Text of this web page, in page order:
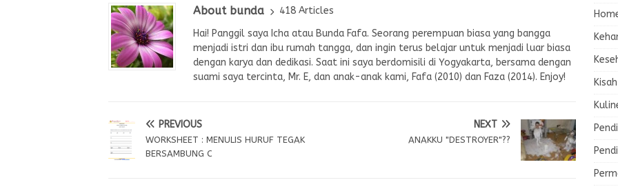
About bunda
418 Articles
Hai! Panggil saya Icha atau Bunda Fafa. Seorang perempuan biasa yang bangga
menjadi istri dan ibu rumah tangga, dan ingin terus belajar untuk menjadi luar biasa
dengan karya dan dedikasi. Saat ini saya berdomisili di Yogyakarta, bersama dengan
suami saya tercinta, Mr. E, dan anak-anak kami, Fafa (2010) dan Faza (2014). Enjoy!
PREVIOUS
WORKSHEET : MENULIS HURUF TEGAK
BERSAMBUNG C
NEXT
ANAKKU "DESTROYER"??